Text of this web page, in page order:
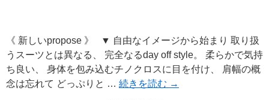
《 新しいpropose 》 ▼ 自由なイメージから始まり 取り扱
うスーツとは異なる、 完全なるday off style。 柔らかで気持
ち良い、 身体を包み込むチノクロスに目を付け、 肩幅の概
念は忘れて どっぷりと … 続きを読む →